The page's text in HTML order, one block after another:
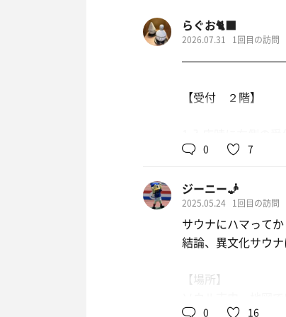
らぐお🐈‍⬛
2026.07.31 1回目の訪問
【受付 ２階】
その際に館内着と
2,右奥に進むと靴箱
ロッカー番号です。
＿＿＿＿＿＿＿＿
0 7
ジーニー🧞
2025.05.24 1回目の訪問
サウナにハマって
結論、異文化サウ
【場所】
0 16